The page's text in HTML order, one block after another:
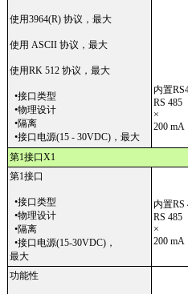
使用3964(R) 协议，最大
使用 ASCII 协议，最大
使用RK 512 协议，最大
•接口类型
•物理设计
•隔离
•接口电源(15 - 30VDC)，最大
内置
RS 485
×
200 mA
第1接口X1
第1接口
•接口类型
•物理设计
•隔离
•接口电源(15-30VDC)，
最大
内置RS
RS 485
×
200 mA
功能性